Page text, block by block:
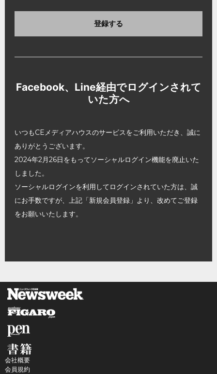
登録する
Facebook、Line経由でログインされて
いた方へ
いつもCEメディアハウスのサービスをご利用いただき、誠に
ありがとうございます。
2024年2月26日をもってソーシャルログイン機能を廃止いた
しました。
ソーシャルログインを利用してログインされていた方は、誠
にお手数ですが、上記「新規会員登録」より、改めてご登録
をお願いいたします。
会社概要
会員規約